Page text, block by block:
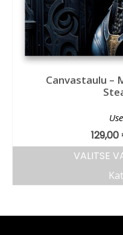
Canvastaulu –
129,00
VALITSE